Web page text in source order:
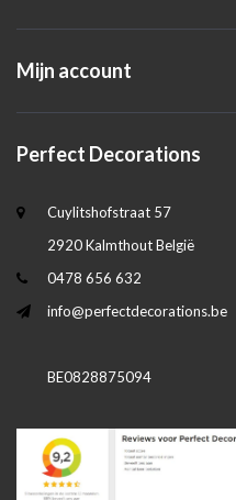
Mijn account
Perfect Decorations
Cuylitshofstraat 57
2920 Kalmthout België
0478 656 632
info@perfectdecorations.be
BE0828875094